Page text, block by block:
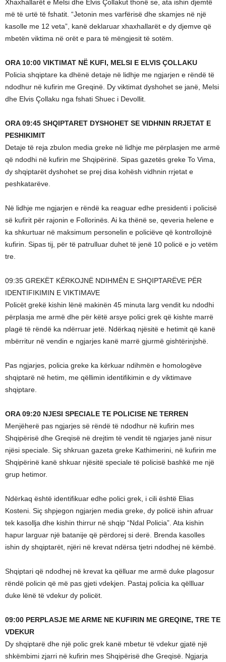
Xhaxhallarët e Melsi dhe Elvis Çollakut thonë se, ata ishin djemtë
më të urtë të fshatit. “Jetonin mes varfërisë dhe skamjes në një
kasolle me 12 veta”, kanë deklaruar xhaxhallarët e dy djemve që
mbetën viktima në orët e para të mëngjesit të sotëm.
ORA 10:00 VIKTIMAT NË KUFI, MELSI E ELVIS ÇOLLAKU
Policia shqiptare ka dhënë detaje në lidhje me ngjarjen e rëndë të
ndodhur në kufirin me Greqinë. Dy viktimat dyshohet se janë, Melsi
dhe Elvis Çollaku nga fshati Shuec i Devollit.
ORA 09:45 SHQIPTARET DYSHOHET SE VIDHNIN RRJETAT E
PESHIKIMIT
Detaje të reja zbulon media greke në lidhje me përplasjen me armë
që ndodhi në kufirin me Shqipërinë. Sipas gazetës greke To Vima,
dy shqiptarët dyshohet se prej disa kohësh vidhnin rrjetat e
peshkatarëve.
Në lidhje me ngjarjen e rëndë ka reaguar edhe presidenti i policisë
së kufirit për rajonin e Follorinës. Ai ka thënë se, qeveria helene e
ka shkurtuar në maksimum personelin e policiëve që kontrollojnë
kufirin. Sipas tij, për të patrulluar duhet të jenë 10 policë e jo vetëm
tre.
09:35 GREKËT KËRKOJNË NDIHMËN E SHQIPTARËVE PËR
IDENTIFIKIMIN E VIKTIMAVE
Policët grekë kishin lënë makinën 45 minuta larg vendit ku ndodhi
përplasja me armë dhe për këtë arsye polici grek që kishte marrë
plagë të rëndë ka ndërruar jetë. Ndërkaq njësitë e hetimit që kanë
mbërritur në vendin e ngjarjes kanë marrë gjurmë gishtërinjshë.
Pas ngjarjes, policia greke ka kërkuar ndihmën e homologëve
shqiptarë në hetim, me qëllimin identifikimin e dy viktimave
shqiptare.
ORA 09:20 NJESI SPECIALE TE POLICISE NE TERREN
Menjëherë pas ngjarjes së rëndë të ndodhur në kufirin mes
Shqipërisë dhe Greqisë në drejtim të vendit të ngjarjes janë nisur
njësi speciale. Siç shkruan gazeta greke Kathimerini, në kufirin me
Shqipërinë kanë shkuar njësitë speciale të policisë bashkë me një
grup hetimor.
Ndërkaq është identifikuar edhe polici grek, i cili është Elias
Kosteni. Siç shpjegon ngjarjen media greke, dy policë ishin afruar
tek kasollja dhe kishin thirrur në shqip “Ndal Policia”. Ata kishin
hapur larguar një batanije që përdorej si derë. Brenda kasolles
ishin dy shqiptarët, njëri në krevat ndërsa tjetri ndodhej në këmbë.
Shqiptari që ndodhej në krevat ka qëlluar me armë duke plagosur
rëndë policin që më pas gjeti vdekjen. Pastaj policia ka qëllluar
duke lënë të vdekur dy policët.
09:00 PERPLASJE ME ARME NE KUFIRIN ME GREQINE, TRE TE
VDEKUR
Dy shqiptarë dhe një polic grek kanë mbetur të vdekur gjatë një
shkëmbimi zjarri në kufirin mes Shqipërisë dhe Greqisë. Ngjarja